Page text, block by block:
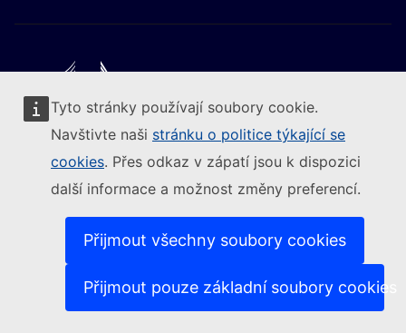
Tyto stránky používají soubory cookie.
Navštivte naši stránku o politice týkající se
cookies. Přes odkaz v zápatí jsou k dispozici
další informace a možnost změny preferencí.
Přijmout všechny soubory cookies
Přijmout pouze základní soubory cookies
Следвайте Европейската комисия
Kontakt(Externí odkaz)
Nahlásit zranitelnost IT (Externí odkaz)
Jazyková politika na našich internetových stránkách
(Externí odkaz)
Politika ochrany soukromí
Právní upozornění
(Externí odkaz)